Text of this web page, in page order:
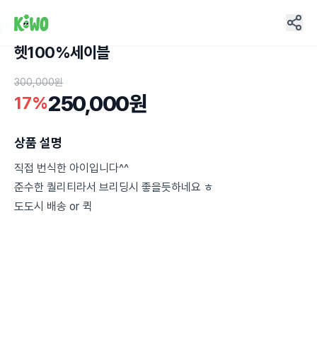
헷100%세이블
300,000원
17%250,000원
상품 설명
직접 번식한 아이입니다^^
준수한 퀄리티라서 브리딩시 좋을듯하네요 ㅎ
도도시 배송 or 퀵